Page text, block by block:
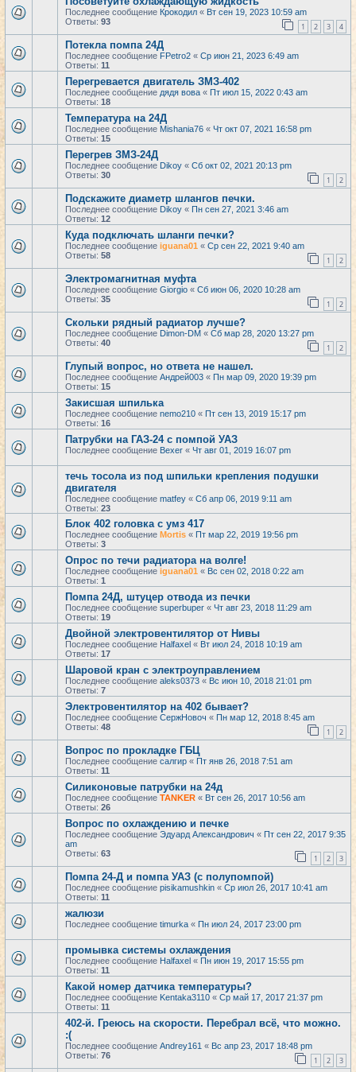
Последнее сообщение Крокодил « Вт сен 19, 2023 10:59 am
Ответы: 93 1 2 3 4
Потекла помпа 24Д
Последнее сообщение FPetro2 « Ср июн 21, 2023 6:49 am
Ответы: 11
Перегревается двигатель ЗМЗ-402
Последнее сообщение дядя вова « Пт июл 15, 2022 0:43 am
Ответы: 18
Температура на 24Д
Последнее сообщение Mishania76 « Чт окт 07, 2021 16:58 pm
Ответы: 15
Перегрев ЗМЗ-24Д
Последнее сообщение Dikoy « Сб окт 02, 2021 20:13 pm
Ответы: 30 1 2
Подскажите диаметр шлангов печки.
Последнее сообщение Dikoy « Пн сен 27, 2021 3:46 am
Ответы: 12
Куда подключать шланги печки?
Последнее сообщение iguana01 « Ср сен 22, 2021 9:40 am
Ответы: 58 1 2
Электромагнитная муфта
Последнее сообщение Giorgio « Сб июн 06, 2020 10:28 am
Ответы: 35 1 2
Скольки рядный радиатор лучше?
Последнее сообщение Dimon-DM « Сб мар 28, 2020 13:27 pm
Ответы: 40 1 2
Глупый вопрос, но ответа не нашел.
Последнее сообщение Андрей003 « Пн мар 09, 2020 19:39 pm
Ответы: 15
Закисшая шпилька
Последнее сообщение nemo210 « Пт сен 13, 2019 15:17 pm
Ответы: 16
Патрубки на ГАЗ-24 с помпой УАЗ
Последнее сообщение Bexer « Чт авг 01, 2019 16:07 pm
течь тосола из под шпильки крепления подушки
двигателя
Последнее сообщение matfey « Сб апр 06, 2019 9:11 am
Ответы: 23
Блок 402 головка с умз 417
Последнее сообщение Mortis « Пт мар 22, 2019 19:56 pm
Ответы: 3
Опрос по течи радиатора на волге!
Последнее сообщение iguana01 « Вс сен 02, 2018 0:22 am
Ответы: 1
Помпа 24Д, штуцер отвода из печки
Последнее сообщение superbuper « Чт авг 23, 2018 11:29 am
Ответы: 19
Двойной электровентилятор от Нивы
Последнее сообщение Halfaxel « Вт июл 24, 2018 10:19 am
Ответы: 17
Шаровой кран с электроуправлением
Последнее сообщение aleks0373 « Вс июн 10, 2018 21:01 pm
Ответы: 7
Электровентилятор на 402 бывает?
Последнее сообщение СержНовоч « Пн мар 12, 2018 8:45 am
Ответы: 48 1 2
Вопрос по прокладке ГБЦ
Последнее сообщение салгир « Пт янв 26, 2018 7:51 am
Ответы: 11
Силиконовые патрубки на 24д
Последнее сообщение TANKER « Вт сен 26, 2017 10:56 am
Ответы: 26
Вопрос по охлаждению и печке
Последнее сообщение Эдуард Александрович « Пт сен 22, 2017 9:35
am
Ответы: 63 1 2 3
Помпа 24-Д и помпа УАЗ (с полупомпой)
Последнее сообщение pisikamushkin « Ср июл 26, 2017 10:41 am
Ответы: 11
жалюзи
Последнее сообщение timurka « Пн июл 24, 2017 23:00 pm
промывка системы охлаждения
Последнее сообщение Halfaxel « Пн июн 19, 2017 15:55 pm
Ответы: 11
Какой номер датчика температуры?
Последнее сообщение Kentaka3110 « Ср май 17, 2017 21:37 pm
Ответы: 11
402-й. Греюсь на скорости. Перебрал всё, что можно.
:(
Последнее сообщение Andrey161 « Вс апр 23, 2017 18:48 pm
Ответы: 76 1 2 3